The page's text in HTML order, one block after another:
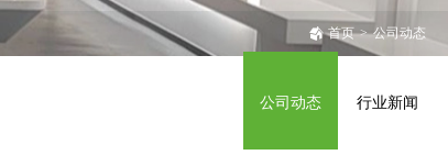
首页 > 公司动态
公司动态 行业新闻